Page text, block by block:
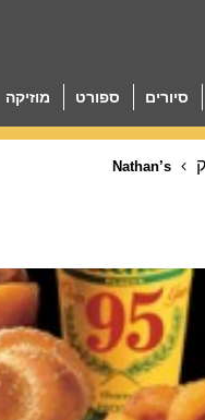
סיורים ספורט מוזיקה